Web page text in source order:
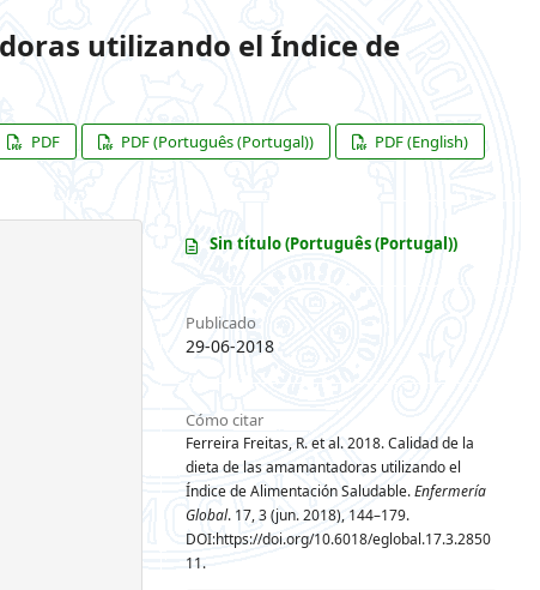
utilizando el Índice de
PDF PDF (Português (Portugal)) PDF (English)
Sin título (Português (Portugal))
Publicado
29-06-2018
Cómo citar
Ferreira Freitas, R. et al. 2018. Calidad de la
dieta de las amamantadoras utilizando el
Índice de Alimentación Saludable.Enfermería
Global. 17, 3 (jun. 2018), 144–179.
DOI:https://doi.org/10.6018/eglobal.17.3.2850
11.